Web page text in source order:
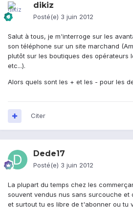
dikiz
Posté(e) 3 juin 2012
Salut à tous, je m'interroge sur les
son téléphone sur un site marchand
plutôt sur les boutiques des opérateurs
etc...).
Alors quels sont les + et les - pour les
Citer
Dede17
Posté(e) 3 juin 2012
La plupart du temps chez les
souvent vendus nus sans surcouche et
et surtout tu es libre de t'abonner ou tu